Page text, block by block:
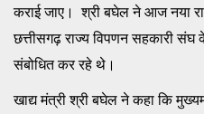
कराई जाए। श्री बघेल ने आज नया
छत्तीसगढ़ राज्य विपणन सहकारी
संबोधित कर रहे थे।
खाद्य मंत्री श्री बघेल ने कहा कि